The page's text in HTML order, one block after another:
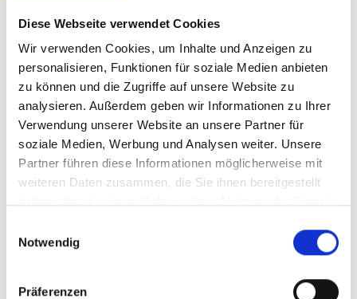
Diese Webseite verwendet Cookies
Wir verwenden Cookies, um Inhalte und Anzeigen zu
personalisieren, Funktionen für soziale Medien anbieten
zu können und die Zugriffe auf unsere Website zu
analysieren. Außerdem geben wir Informationen zu Ihrer
Verwendung unserer Website an unsere Partner für
soziale Medien, Werbung und Analysen weiter. Unsere
Partner führen diese Informationen möglicherweise mit
weiteren Daten zusammen, die Sie ihnen bereitgestellt
Notwendig
Präferenzen
Fleischmann Augenoptik
Bitte geben Sie Ihr Passwort ein:
allgemeinen Suche.